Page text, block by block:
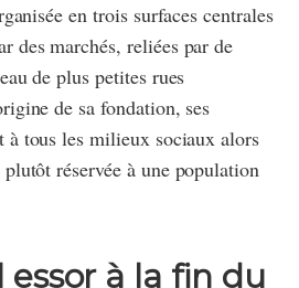
en trois surfaces centrales
des marchés, reliées par de
de plus petites rues
de sa fondation, ses
à tous les milieux sociaux alors
réservée à une population
essor à la fin du